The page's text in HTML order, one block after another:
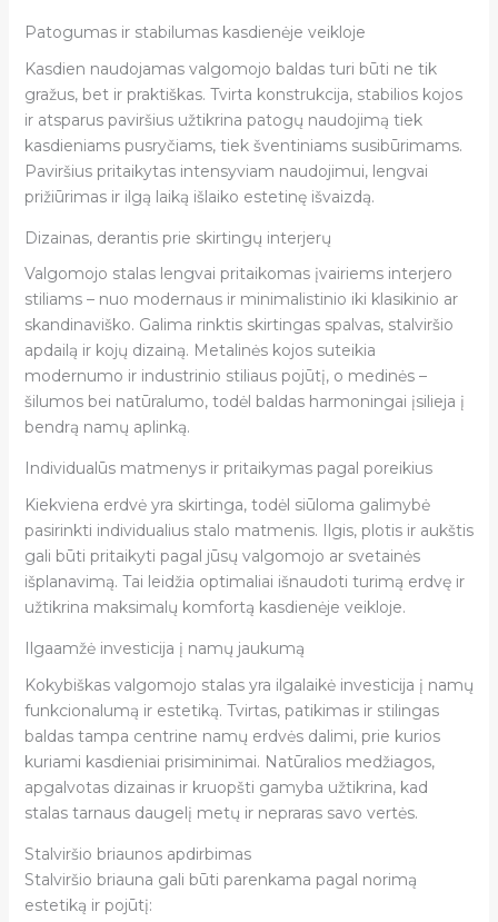
Patogumas ir stabilumas kasdienėje veikloje
Kasdien naudojamas valgomojo baldas turi būti ne tik
gražus, bet ir praktiškas. Tvirta konstrukcija, stabilios kojos
ir atsparus paviršius užtikrina patogų naudojimą tiek
kasdieniams pusryčiams, tiek šventiniams susibūrimams.
Paviršius pritaikytas intensyviam naudojimui, lengvai
prižiūrimas ir ilgą laiką išlaiko estetinę išvaizdą.
Dizainas, derantis prie skirtingų interjerų
Valgomojo stalas lengvai pritaikomas įvairiems interjero
stiliams – nuo modernaus ir minimalistinio iki klasikinio ar
skandinaviško. Galima rinktis skirtingas spalvas, stalviršio
apdailą ir kojų dizainą. Metalinės kojos suteikia
modernumo ir industrinio stiliaus pojūtį, o medinės –
šilumos bei natūralumo, todėl baldas harmoningai įsilieja į
bendrą namų aplinką.
Individualūs matmenys ir pritaikymas pagal poreikius
Kiekviena erdvė yra skirtinga, todėl siūloma galimybė
pasirinkti individualius stalo matmenis. Ilgis, plotis ir aukštis
gali būti pritaikyti pagal jūsų valgomojo ar svetainės
išplanavimą. Tai leidžia optimaliai išnaudoti turimą erdvę ir
užtikrina maksimalų komfortą kasdienėje veikloje.
Ilgaamžė investicija į namų jaukumą
Kokybiškas valgomojo stalas yra ilgalaikė investicija į namų
funkcionalumą ir estetiką. Tvirtas, patikimas ir stilingas
baldas tampa centrine namų erdvės dalimi, prie kurios
kuriami kasdieniai prisiminimai. Natūralios medžiagos,
apgalvotas dizainas ir kruopšti gamyba užtikrina, kad
stalas tarnaus daugelį metų ir nepraras savo vertės.
Stalviršio briaunos apdirbimas
Stalviršio briauna gali būti parenkama pagal norimą
estetiką ir pojūtį: